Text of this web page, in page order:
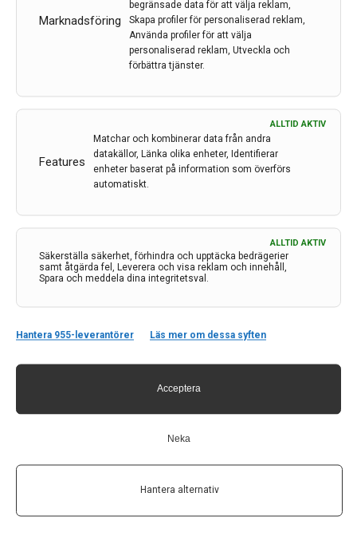
Marknadsföring
begränsade data för att välja reklam,
Skapa profiler för personaliserad reklam,
Använda profiler för att välja
personaliserad reklam, Utveckla och
förbättra tjänster.
Features
ALLTID AKTIV
Matchar och kombinerar data från andra
datakällor, Länka olika enheter, Identifierar
enheter baserat på information som överförs
automatiskt.
Säkerställa säkerhet, förhindra och upptäcka bedrägerier
samt åtgärda fel, Leverera och visa reklam och innehåll,
Spara och meddela dina integritetsval.
ALLTID AKTIV
Hantera 955-leverantörer Läs mer om dessa syften
Acceptera
Neka
Hantera alternativ
26 sep 2023
Korsreaktiva EBNA1-autoantikroppar riktar sig mot
bevis för hur Epstein-Barr-virus kan utlösa multipel
skleros eller driva på sjukdomsutvecklingen. I sin studie
visar de att vissa individer har antikroppar mot viruset